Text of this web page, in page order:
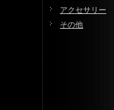
アクセサリー
その他